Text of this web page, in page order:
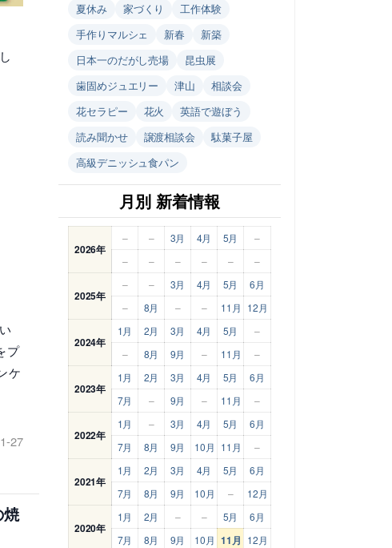
プ
ケ
27
焼
夏休み
家づくり
工作体験
手作りマルシェ
新春
新築
日本一のだがし売場
昆虫展
歯固めジュエリー
津山
相談会
花セラピー
花火
英語で遊ぼう
読み聞かせ
譲渡相談会
駄菓子屋
高級デニッシュ食パン
月別 新着情報
2026年
– – 3月 4月 5月
–
–
– – – – –
2025年
– – 3月 4月 5月
6月
–
8月 – – 11月 12月
2024年
1月 2月 3月 4月 5月
–
–
8月 9月 – 11月 –
2023年
1月 2月 3月 4月 5月
6月
7月
– 9月 – 11月 –
2022年
1月 – 3月 4月 5月
6月
7月
8月 9月 10月 11月 –
2021年
1月 2月 3月 4月 5月
6月
7月
8月 9月 10月 – 12月
2020年
1月 2月 – – 5月
6月
7月
8月 9月 10月 11月 12月